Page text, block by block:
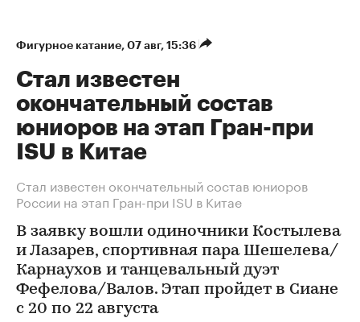
Фигурное катание⁠, 07 авг, 15:36
Стал известен
окончательный состав
юниоров на этап Гран-при
ISU в Китае
Стал известен окончательный состав юниоров
России на этап Гран-при ISU в Китае
В заявку вошли одиночники Костылева
и Лазарев, спортивная пара Шешелева/
Карнаухов и танцевальный дуэт
Фефелова/Валов. Этап пройдет в Сиане
с 20 по 22 августа